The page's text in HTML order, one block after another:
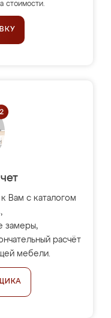
стоимости.
Вам с каталогом
замеры,
расчёт
мебели.